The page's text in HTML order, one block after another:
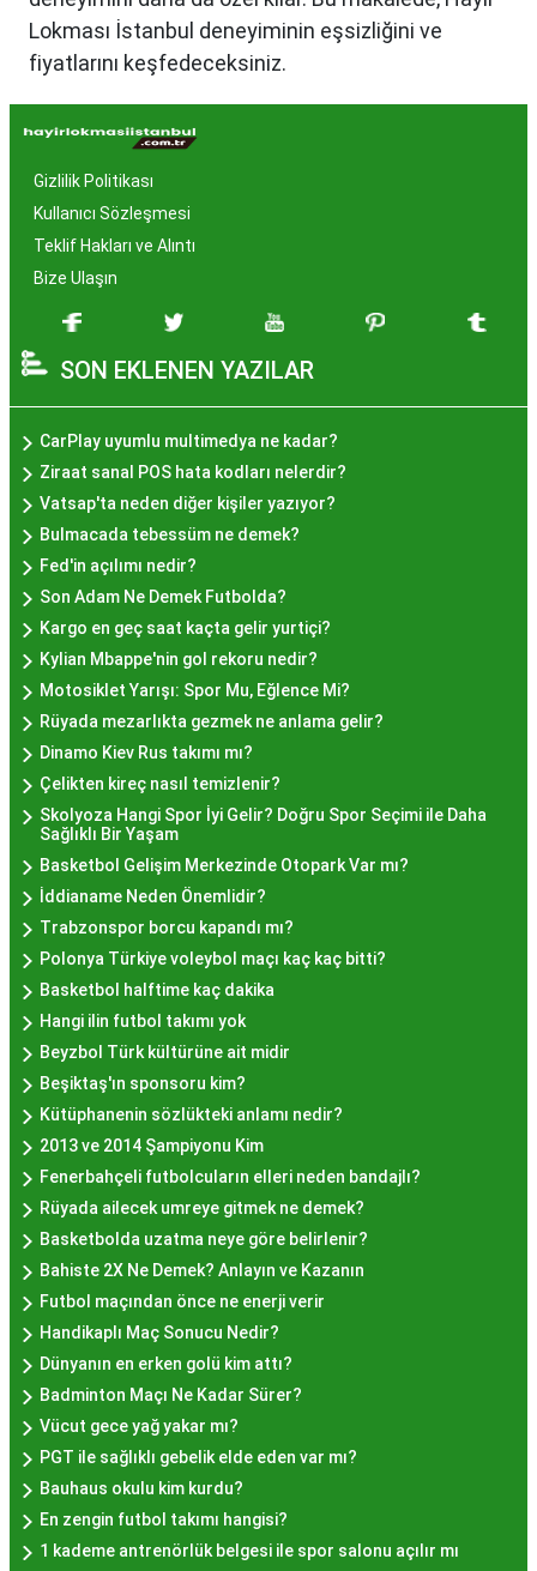
Lokması İstanbul deneyiminin eşsizliğini ve
fiyatlarını keşfedeceksiniz.
Hayır Lokması İstanbul'da
Neden Popüler?
İstanbul, tarih ve kültür mirasıyla öne çıkan bir
şehir olmasıyla birlikte, geleneksel lezzetlerle de
zenginleşmiştir. Hayır lokması, özel günlerde
hazırlanan ve lezzetiyle damaklarda unutulmaz
izler bırakan bir tatlıdır. İstanbul'da popüler
olmasının arkasında bu eşsiz lezzetin herkesi
cezbetmesi ve geleneksel dokunuşlarla
hazırlanması yatmaktadır.
Hayır Lokması İstanbul'da
Nerede Bulunur?
pastane, hayır lokması sunmaktadır. Geleneksel
tatları sevenler için Sultanahmet, Eminönü, ve
Eyüp gibi tarihi semtlerdeki lokantalarda Hayır
Lokması deneyimi daha da özel olabilir. Ayrıca,
Beyoğlu, Kadıköy, ve Beşiktaş gibi modern
semtlerde de bu lezzeti bulabilirsiniz.
Hayır Lokması Fiyatları
İstanbul'da Nasıl?
Hayır lokması fiyatları İstanbulgenelinde
mekanlara ve sunulan hizmete göre değişiklik
gösterir. Genellikle porsiyon bazında satılan hayır
lokmalarının fiyatları uygun olup, lezzetin
kalitesiyle uyumlu bir deneyim sunar. İstanbul'da
farklı mekanlarda çeşitli fiyat seçeneklerini
değerlendirerek, bütçenize uygun bir hayır lokması
bulabilirsiniz.
Hayır Lokması İstanbul
Deneyiminde Nelere Dikkat
Edilmeli?
İstanbul'da hayır lokması deneyimini daha özel
kılmak için birkaç öneri:
Geleneksel Mekanları Tercih Edin:
semtlerdeki geleneksel pastanelerde hayır
lokması deneyimi daha otantik olabilir.
Yerel Tavsiyelere Kulak Verin:
yaşayanların önerilerini değerlendirerek en iyi
Gizlilik Politikası
Kullanıcı Sözleşmesi
Teklif Hakları ve Alıntı
Bize Ulaşın
SON EKLENEN YAZILAR
CarPlay uyumlu multimedya ne kadar?
Ziraat sanal POS hata kodları nelerdir?
Vatsap'ta neden diğer kişiler yazıyor?
Bulmacada tebessüm ne demek?
Fed'in açılımı nedir?
Son Adam Ne Demek Futbolda?
Kargo en geç saat kaçta gelir yurtiçi?
Kylian Mbappe'nin gol rekoru nedir?
Motosiklet Yarışı: Spor Mu, Eğlence Mi?
Rüyada mezarlıkta gezmek ne anlama gelir?
Dinamo Kiev Rus takımı mı?
Çelikten kireç nasıl temizlenir?
Skolyoza Hangi Spor İyi Gelir? Doğru Spor Seçimi ile Daha
Sağlıklı Bir Yaşam
Basketbol Gelişim Merkezinde Otopark Var mı?
İddianame Neden Önemlidir?
Trabzonspor borcu kapandı mı?
Polonya Türkiye voleybol maçı kaç kaç bitti?
Basketbol halftime kaç dakika
Hangi ilin futbol takımı yok
Beyzbol Türk kültürüne ait midir
Beşiktaş'ın sponsoru kim?
Kütüphanenin sözlükteki anlamı nedir?
2013 ve 2014 Şampiyonu Kim
Fenerbahçeli futbolcuların elleri neden bandajlı?
Rüyada ailecek umreye gitmek ne demek?
Basketbolda uzatma neye göre belirlenir?
Bahiste 2X Ne Demek? Anlayın ve Kazanın
Futbol maçından önce ne enerji verir
Handikaplı Maç Sonucu Nedir?
Dünyanın en erken golü kim attı?
Badminton Maçı Ne Kadar Sürer?
Vücut gece yağ yakar mı?
PGT ile sağlıklı gebelik elde eden var mı?
Bauhaus okulu kim kurdu?
En zengin futbol takımı hangisi?
1 kademe antrenörlük belgesi ile spor salonu açılır mı